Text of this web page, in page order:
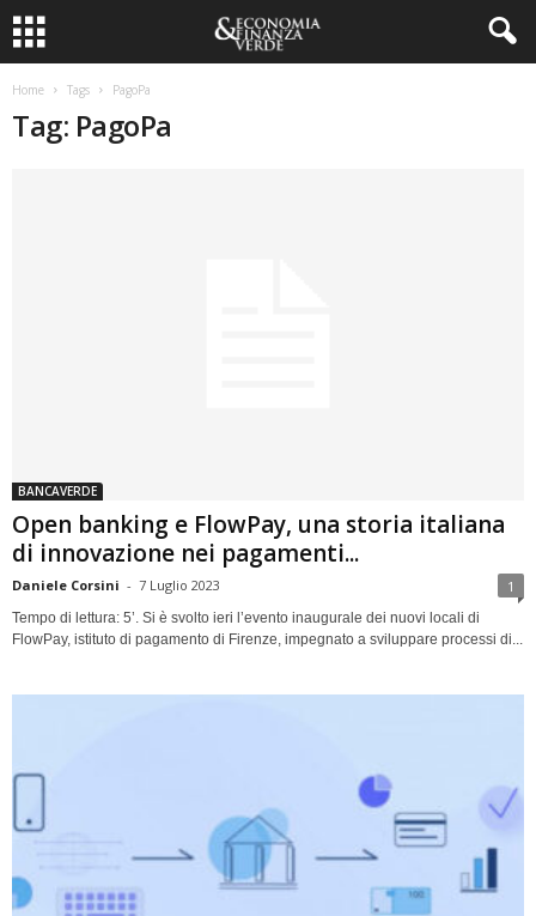
Home Tags PagoPa
Tag: PagoPa
BANCAVERDE
Open banking e FlowPay, una storia italiana
di innovazione nei pagamenti...
Daniele Corsini - 7 Luglio 2023 1
Tempo di lettura: 5’. Si è svolto ieri l’evento inaugurale dei nuovi locali di
FlowPay, istituto di pagamento di Firenze, impegnato a sviluppare processi di...